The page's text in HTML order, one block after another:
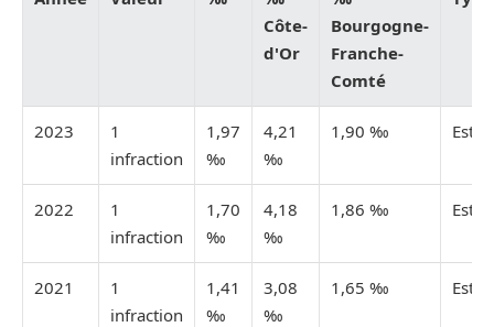
Côte-
d'Or
Bourgogne-
Franche-
Comté
2023
1
infraction
1,97
‰
4,21
‰
1,90 ‰
2022
1
infraction
1,70
‰
4,18
‰
1,86 ‰
2021
1
infraction
1,41
‰
3,08
‰
1,65 ‰